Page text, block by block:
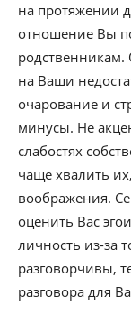
на протяжении
отношение Вы
на Ваши
очарование и
минусы. Не
слабостях
чаще хвалить
воображения.
оценить Вас
личность из-за
разговорчивы,
разговора для